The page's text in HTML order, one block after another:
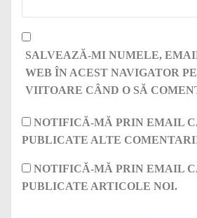
SALVEAZĂ-MI NUMELE,
WEB ÎN ACEST NAVIGATOR
VIITOARE CÂND O SĂ
NOTIFICĂ-MĂ PRIN EMAIL
PUBLICATE ALTE
NOTIFICĂ-MĂ PRIN EMAIL
PUBLICATE ARTICOLE NOI.